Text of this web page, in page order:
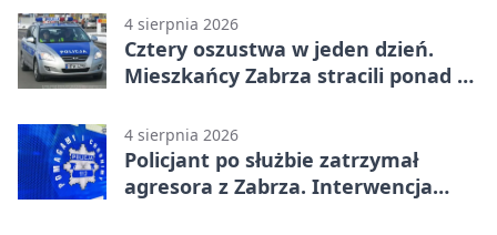
4 sierpnia 2026
Cztery oszustwa w jeden dzień.
Mieszkańcy Zabrza stracili ponad 6
4 sierpnia 2026
Policjant po służbie zatrzymał
agresora z Zabrza. Interwencja